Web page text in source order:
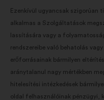
Ezenkívül ugyancsak szigorúan
alkalmas a Szolgáltatások
lassítására vagy a
rendszereibe való behatolás
erőforrásainak bármilyen
aránytalanul nagy mértékben
hitelesítési intézkedések
oldal felhasználóinak pénzügyi,